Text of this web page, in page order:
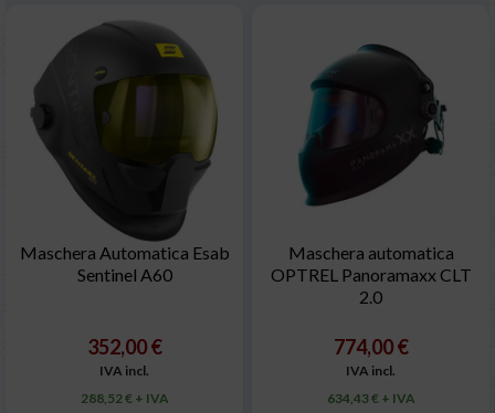
Maschera Automatica Esab
Sentinel A60
352,00 €
IVA incl.
288,52 € + IVA
Maschera automatica
OPTREL Panoramaxx CLT
2.0
774,00 €
IVA incl.
634,43 € + IVA